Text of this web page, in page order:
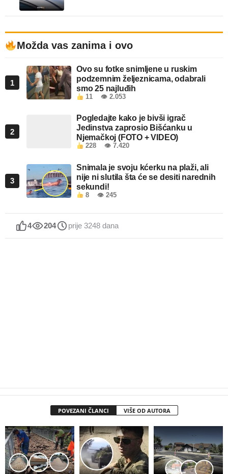
Možda vas zanima i ovo
1
Ovo su fotke snimljene u ruskim
podzemnim željeznicama, odabrali
smo 25 najluđih
11 👁 2.053
2
Pogledajte kako je bivši igrač
Jedinstva zaprosio Bišćanku u
Njemačkoj (FOTO + VIDEO)
228 👁 7.420
3
Snimala je svoju kćerku na plaži, ali
nije ni slutila šta će se desiti narednih
sekundi!
8 👁 245
4 204 prije 3248 dana
POVEZANI ČLANCI VIŠE OD AUTORA